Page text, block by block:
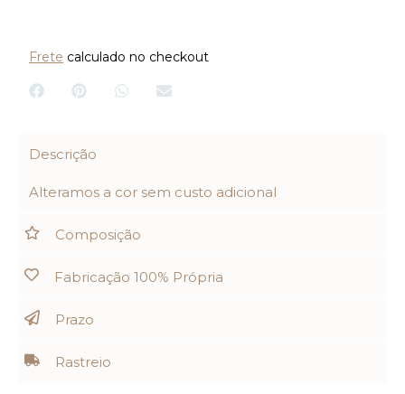
Frete calculado no checkout
Descrição
Alteramos a cor sem custo adicional
Composição
Fabricação 100% Própria
Prazo
Rastreio